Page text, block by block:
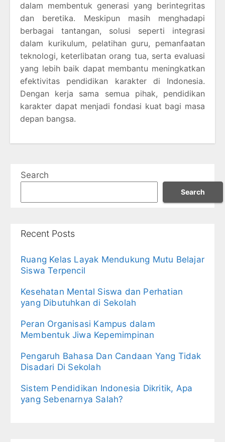
dalam membentuk generasi yang berintegritas
dan beretika. Meskipun masih menghadapi
berbagai tantangan, solusi seperti integrasi
dalam kurikulum, pelatihan guru, pemanfaatan
teknologi, keterlibatan orang tua, serta evaluasi
yang lebih baik dapat membantu meningkatkan
efektivitas pendidikan karakter di Indonesia.
Dengan kerja sama semua pihak, pendidikan
karakter dapat menjadi fondasi kuat bagi masa
depan bangsa.
Search
Search
Recent Posts
Ruang Kelas Layak Mendukung Mutu Belajar
Siswa Terpencil
Kesehatan Mental Siswa dan Perhatian
yang Dibutuhkan di Sekolah
Peran Organisasi Kampus dalam
Membentuk Jiwa Kepemimpinan
Pengaruh Bahasa Dan Candaan Yang Tidak
Disadari Di Sekolah
Sistem Pendidikan Indonesia Dikritik, Apa
yang Sebenarnya Salah?